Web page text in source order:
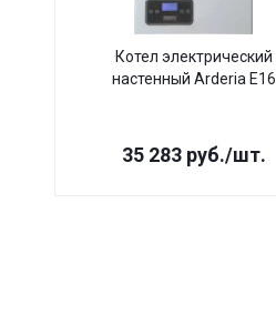
Котел электрический
настенный Arderia E16
35 283руб./шт.